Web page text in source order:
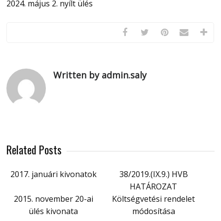
2024. május 2. nyílt ülés
Written by admin.saly
Related Posts
2017. januári kivonatok
38/2019.(IX.9.) HVB
HATÁROZAT
2015. november 20-ai
ülés kivonata
Költségvetési rendelet
módosítása